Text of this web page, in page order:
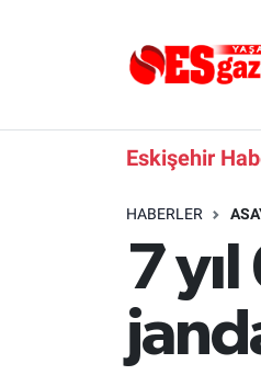
Eskişehir
HABERLER
7
Gündem
Eskişehirspor Arşivi
Eskişehir Arşivi
Röportaj
Eskişehir Nöbetçi
Süper Lig Puan
Tüm Manşetler
Son Dakika Haberleri